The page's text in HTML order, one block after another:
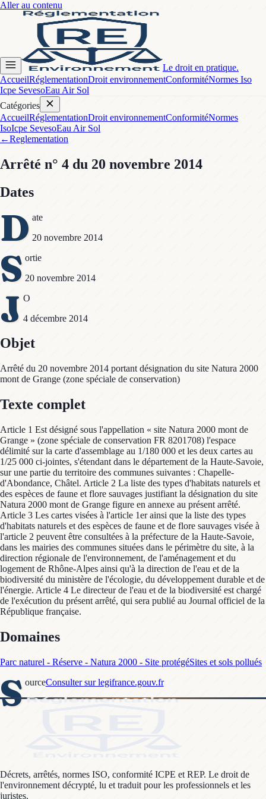
Aller au contenu
Le droit en pratique.
AccueilRéglementationDroit environnementConformitéNormes Iso
Icpe SevesoEau Air Sol
Catégories
AccueilRéglementationDroit environnementConformitéNormes
IsoIcpe SevesoEau Air Sol
←Reglementation
Arrêté n° 4 du 20 novembre 2014
Dates
D ate
20 novembre 2014
S ortie
20 novembre 2014
J O
4 décembre 2014
Objet
Arrêté du 20 novembre 2014 portant désignation du site Natura 2000
mont de Grange (zone spéciale de conservation)
Texte complet
Article 1 Est désigné sous l'appellation « site Natura 2000 mont de
Grange » (zone spéciale de conservation FR 8201708) l'espace
délimité sur la carte d'assemblage au 1/180 000 et les deux cartes au
1/25 000 ci-jointes, s'étendant dans le département de la Haute-Savoie,
sur une partie du territoire des communes suivantes : Chapelle-
d'Abondance, Châtel. Article 2 La liste des types d'habitats naturels et
des espèces de faune et flore sauvages justifiant la désignation du site
Natura 2000 mont de Grange figure en annexe au présent arrêté.
Article 3 Les cartes visées à l'article 1er ainsi que la liste des types
d'habitats naturels et des espèces de faune et de flore sauvages visée à
l'article 2 peuvent être consultées à la préfecture de la Haute-Savoie,
dans les mairies des communes situées dans le périmètre du site, à la
direction régionale de l'environnement, de l'aménagement et du
logement de Rhône-Alpes ainsi qu'à la direction de l'eau et de la
biodiversité du ministère de l'écologie, du développement durable et de
l'énergie. Article 4 Le directeur de l'eau et de la biodiversité est chargé
de l'exécution du présent arrêté, qui sera publié au Journal officiel de la
République française.
Domaines
Parc naturel - Réserve - Natura 2000 - Site protégéSites et sols pollués
S ourceConsulter sur legifrance.gouv.fr
Décrets, arrêtés, normes ISO, conformité ICPE et REP. Le droit de
l'environnement décrypté, lu et traduit pour les professionnels et les
juristes.